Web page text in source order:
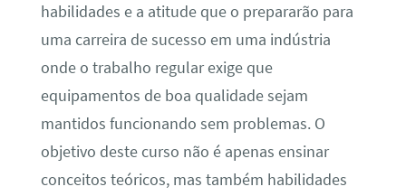
habilidades e a atitude que o prepararão para
uma carreira de sucesso em uma indústria
onde o trabalho regular exige que
equipamentos de boa qualidade sejam
mantidos funcionando sem problemas. O
objetivo deste curso não é apenas ensinar
conceitos teóricos, mas também habilidades